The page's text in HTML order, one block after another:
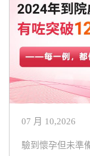
07 月 10,2026
驗到懷孕但未準